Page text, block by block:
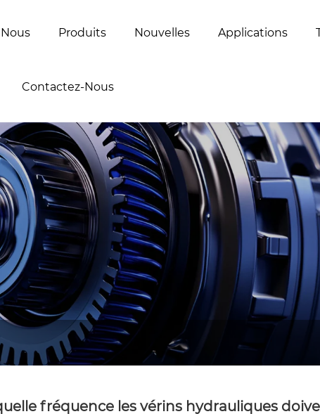
Produits Nouvelles Applications
Contactez-Nous
fréquence les vérins hydrauliques